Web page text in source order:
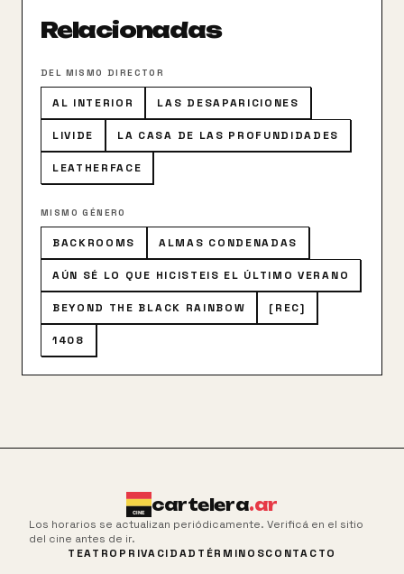
estudio de cine abandonado donde vive la bestia,
Relacionadas
DEL MISMO DIRECTOR
AL INTERIOR LAS DESAPARICIONES
LIVIDE LA CASA DE LAS PROFUNDIDADES
LEATHERFACE
MISMO GÉNERO
BACKROOMS ALMAS CONDENADAS
AÚN SÉ LO QUE HICISTEIS EL ÚLTIMO VERANO
BEYOND THE BLACK RAINBOW [REC]
1408
cartelera.ar
Los horarios se actualizan periódicamente. Verificá en el sitio
del cine antes de ir.
TEATRO PRIVACIDAD TÉRMINOSCONTACTO